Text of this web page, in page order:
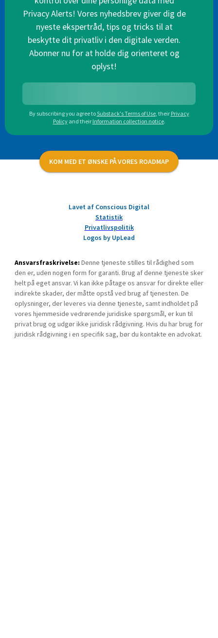
Privacy Alerts! Vores nyhedsbrev giver dig de
nyeste ekspertråd, tips og tricks til at
beskytte dit privatliv i den digitale verden.
Abonner nu for at holde dig orienteret og
oplyst!
By subscribing you agree toSubstack's Terms of Use, their Privacy
Policy and their Information collection notice.
KOM MED ET ØNSKE PÅ VORES ROADMAP
Lavet af Conscious Digital
Statistik
Privatlivspolitik
Logos by UpLead
Ansvarsfraskrivelse: Denne tjeneste stilles til rådighed som
den er, uden nogen form for garanti. Brug af denne tjeneste sker
helt på eget ansvar. Vi kan ikke påtage os ansvar for direkte eller
indirekte skader, der måtte opstå ved brug af tjenesten. De
oplysninger, der leveres via denne tjeneste, samt indholdet på
vores hjemmeside vedrørende juridiske spørgsmål, er kun til
privat brug og udgør ikke juridisk rådgivning. Hvis du har brug for
juridisk rådgivning i en specifik sag, bør du kontakte en advokat.